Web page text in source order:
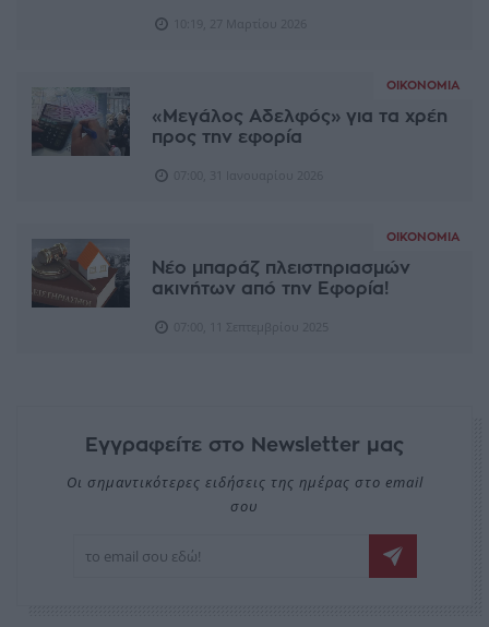
ΟΙΚΟΝΟΜΊΑ
«Μεγάλος Αδελφός» για τα χρέη
προς την εφορία
ΟΙΚΟΝΟΜΊΑ
Νέο μπαράζ πλειστηριασμών
ακινήτων από την Εφορία!
Εγγραφείτε στο Newsletter μας
Οι σημαντικότερες ειδήσεις της ημέρας στο email
σου